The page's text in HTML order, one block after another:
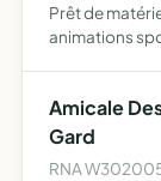
Prêt de
animations
Amicale
Gard
RNA